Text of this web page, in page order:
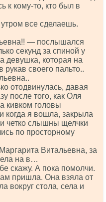
к кому-то, кто был в
все сделаешь.
— послышался
секунд за спиной у
девушка, которая на
рукав своего пальто..
отодвинулась, давая
после того, как Оля
кивком головы
когда я вошла, закрыла
четко слышны щелчки
по просторному
Витальевна, за
на в…
скажу. А пока помолчи.
пришла. Она взяла от
вокруг стола, села и